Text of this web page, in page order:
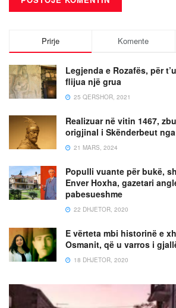
Prirje Komente
Legjenda e Rozafës, për
flijua një grua
25 QERSHOR, 2021
Realizuar në vitin 1467,
origjinal i Skënderbeut
21 MARS, 2024
Populli vuante për bukë,
Enver Hoxha, gazetari
pabesueshme
22 DHJETOR, 2020
E vërteta mbi historinë e
Osmanit, që u varros i
18 DHJETOR, 2020